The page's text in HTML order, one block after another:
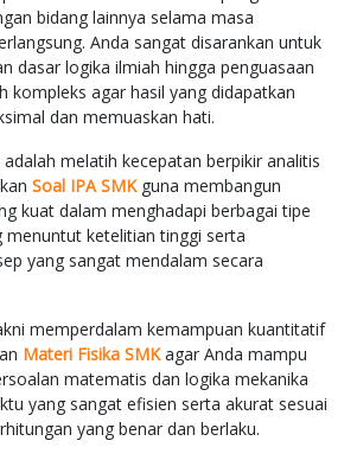
bidang lainnya selama masa
Anda sangat disarankan untuk
dasar logika ilmiah hingga penguasaan
kompleks agar hasil yang didapatkan
dan memuaskan hati.
melatih kecepatan berpikir analitis
Soal IPA SMKguna membangun
kuat dalam menghadapi berbagai tipe
menuntut ketelitian tinggi serta
yang sangat mendalam secara
memperdalam kemampuan kuantitatif
Materi Fisika SMKagar Anda mampu
matematis dan logika mekanika
yang sangat efisien serta akurat sesuai
yang benar dan berlaku.